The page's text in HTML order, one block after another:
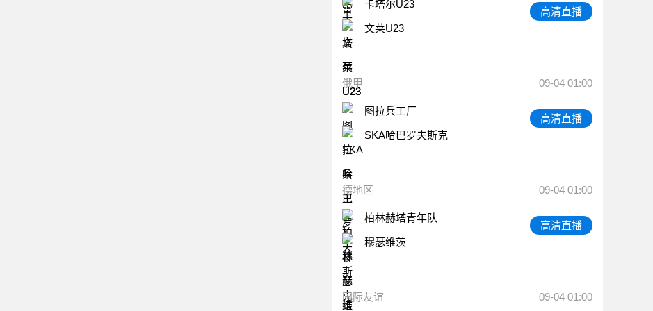
卡塔尔U23
文莱U23
高清直播
俄甲 09-04 01:00
图拉兵工厂
SKA哈巴罗夫斯克
高清直播
德地区 09-04 01:00
柏林赫塔青年队
穆瑟维茨
高清直播
国际友谊 09-04 01:00